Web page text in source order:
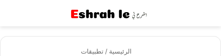
الرئيسية / تطبيقات